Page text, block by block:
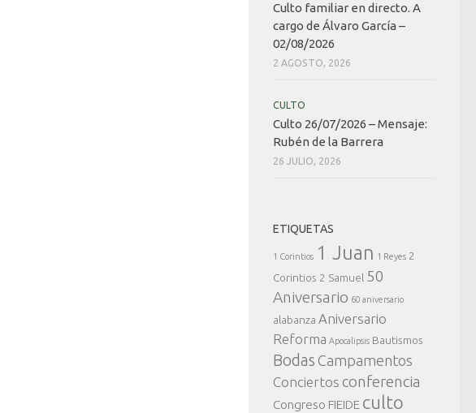
Culto familiar en directo. A
cargo de Álvaro García –
02/08/2026
2 AGOSTO, 2026
CULTO
Culto 26/07/2026 – Mensaje:
Rubén de la Barrera
26 JULIO, 2026
ETIQUETAS
1 Corintios 1 Juan 1 Reyes 2
Corintios 2 Samuel 50
Aniversario 60 aniversario
alabanza Aniversario
Reforma Apocalipsis Bautismos
Bodas Campamentos
Conciertos conferencia
Congreso FIEIDE culto